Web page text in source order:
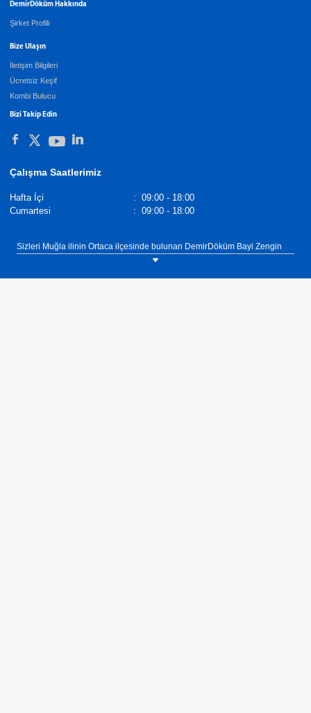
DemirDöküm Hakkında
Şirket Profili
Bize Ulaşın
İletişim Bilgileri
Ücretsiz Keşif
Kombi Bulucu
Bizi Takip Edin
Çalışma Saatlerimiz
Hafta İçi : 09:00 - 18:00
Cumartesi
: 09:00 - 18:00
Sizleri Muğla ilinin Ortaca ilçesinde bulunan DemirDöküm Bayi Zengin
Ticaret showroomumuza bekliyoruz. Tel: 0(252) 282 95 72 DemirDöküm